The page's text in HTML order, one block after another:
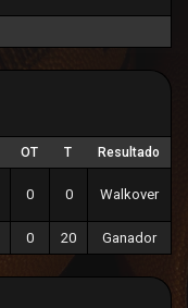
OT T Resultado
0 0 Walkover
0 20 Ganador